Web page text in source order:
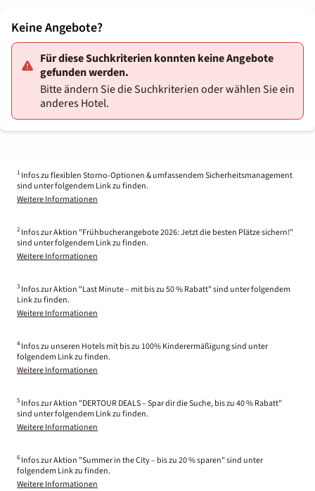
Keine Angebote?
Für diese Suchkriterien konnten keine Angebote
gefunden werden.
Bitte ändern Sie die Suchkriterien oder wählen Sie ein
anderes Hotel.
1 Infos zu flexiblen Storno-Optionen & umfassendem Sicherheitsmanagement
sind unter folgendem Link zu finden.
Weitere Informationen
2 Infos zur Aktion "Frühbucherangebote 2026: Jetzt die besten Plätze sichern!"
sind unter folgendem Link zu finden.
Weitere Informationen
3 Infos zur Aktion "Last Minute – mit bis zu 50 % Rabatt" sind unter folgendem
Link zu finden.
Weitere Informationen
4 Infos zu unseren Hotels mit bis zu 100% Kinderermäßigung sind unter
folgendem Link zu finden.
Weitere Informationen
5 Infos zur Aktion "DERTOUR DEALS – Spar dir die Suche, bis zu 40 % Rabatt"
sind unter folgendem Link zu finden.
Weitere Informationen
6 Infos zur Aktion "Summer in the City – bis zu 20 % sparen" sind unter
folgendem Link zu finden.
Weitere Informationen